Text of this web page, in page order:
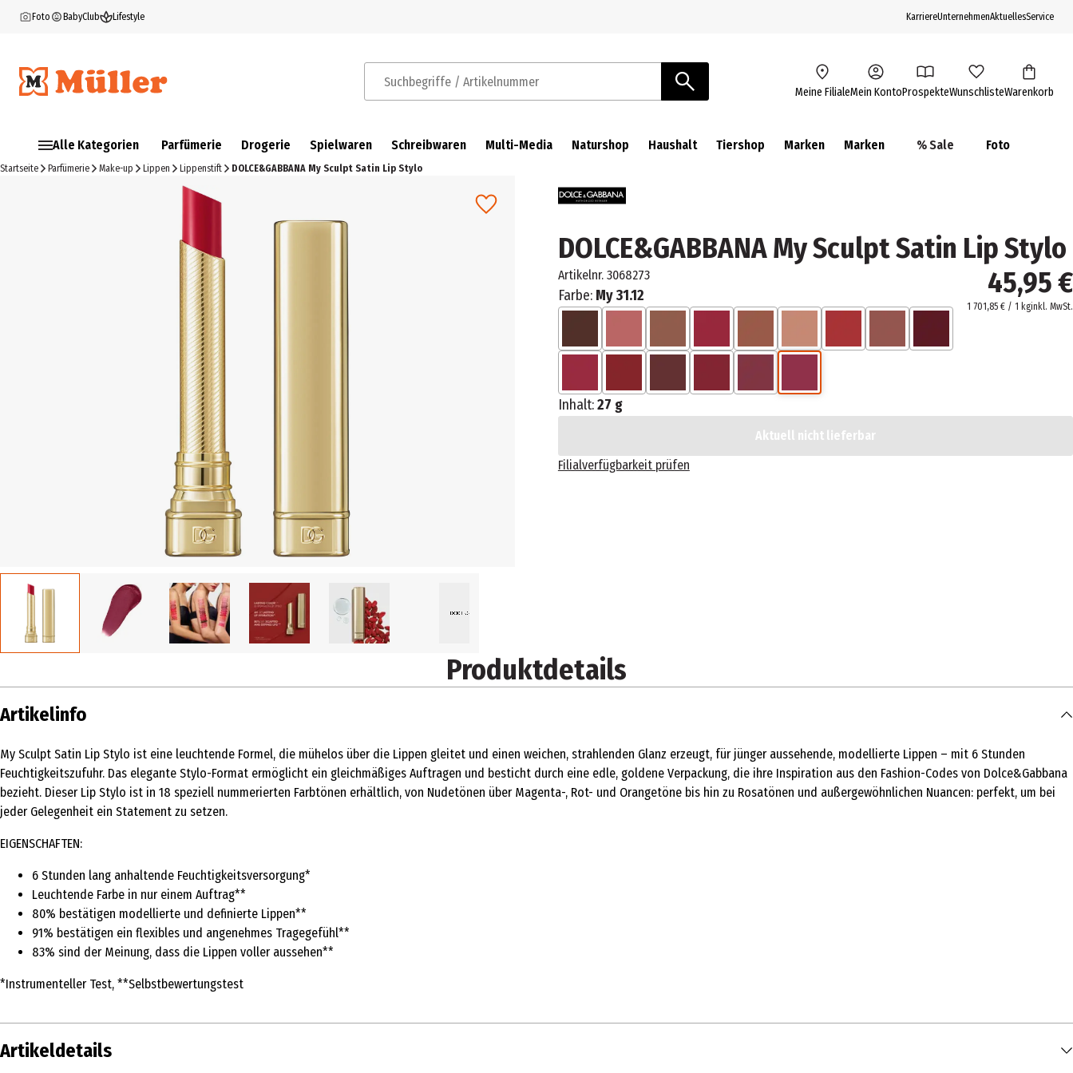
Foto BabyClub Lifestyle KarriereUnternehmenAktuellesService
Suchbegriffe / Artikelnummer Meine FilialeMein KontoProspekteWunschlisteWarenkorb
Alle Kategorien Parfümerie Drogerie Spielwaren Schreibwaren Multi-Media Naturshop Haushalt Tiershop Marken Marken % Sale Foto
Startseite Parfümerie Make-up Lippen Lippenstift DOLCE&GABBANA My Sculpt Satin Lip Stylo
DOLCE&GABBANA My Sculpt Satin Lip Stylo
Artikelnr. 3068273
Farbe: My 31.12
Inhalt:27 g
45,95 €
1 701,85 € / 1 kginkl. MwSt.
Aktuell nicht lieferbar
Filialverfügbarkeit prüfen
Produktdetails
Artikelinfo
My Sculpt Satin Lip Stylo ist eine leuchtende Formel, die mühelos über die Lippen gleitet und einen weichen, strahlenden Glanz erzeugt, für jünger aussehende, modellierte Lippen – mit 6 Stunden
Feuchtigkeitszufuhr. Das elegante Stylo-Format ermöglicht ein gleichmäßiges Auftragen und besticht durch eine edle, goldene Verpackung, die ihre Inspiration aus den Fashion-Codes von Dolce&Gabbana
bezieht. Dieser Lip Stylo ist in 18 speziell nummerierten Farbtönen erhältlich, von Nudetönen über Magenta-, Rot- und Orangetöne bis hin zu Rosatönen und außergewöhnlichen Nuancen: perfekt, um bei
jeder Gelegenheit ein Statement zu setzen.
EIGENSCHAFTEN:
6 Stunden lang anhaltende Feuchtigkeitsversorgung*
Leuchtende Farbe in nur einem Auftrag**
80% bestätigen modellierte und definierte Lippen**
91% bestätigen ein flexibles und angenehmes Tragegefühl**
83% sind der Meinung, dass die Lippen voller aussehen**
*Instrumenteller Test, **Selbstbewertungstest
Artikeldetails